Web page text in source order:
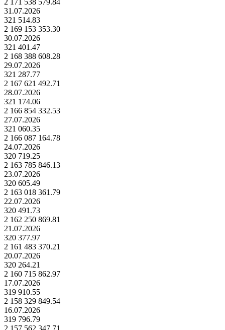
31.07.2026
321 514.83
2 169 153 353.30
30.07.2026
321 401.47
2 168 388 608.28
29.07.2026
321 287.77
2 167 621 492.71
28.07.2026
321 174.06
2 166 854 332.53
27.07.2026
321 060.35
2 166 087 164.78
24.07.2026
320 719.25
2 163 785 846.13
23.07.2026
320 605.49
2 163 018 361.79
22.07.2026
320 491.73
2 162 250 869.81
21.07.2026
320 377.97
2 161 483 370.21
20.07.2026
320 264.21
2 160 715 862.97
17.07.2026
319 910.55
2 158 329 849.54
16.07.2026
319 796.79
2 157 562 347.71